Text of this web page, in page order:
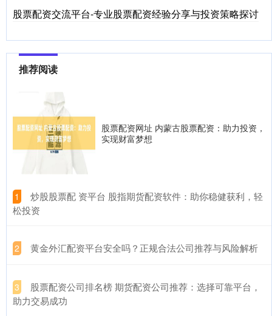
股票配资交流平台-专业股票配资经验分享与投资策略探讨
推荐阅读
股票配资网址 内蒙古股票配资：助力投资，
实现财富梦想
1
​炒股股票配 资平台 股指期货配资软件：助你稳健获利，轻
松投资
2 ​黄金外汇配资平台安全吗？正规合法公司推荐与风险解析
3
​股票配资公司排名榜 期货配资公司推荐：选择可靠平台，
助力交易成功